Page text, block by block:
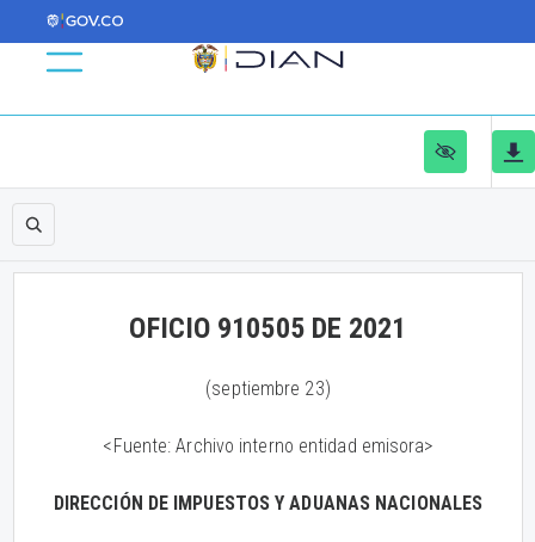
OFICIO 910505 DE 2021
(septiembre 23)
<Fuente: Archivo interno entidad emisora>
DIRECCIÓN DE IMPUESTOS Y ADUANAS NACIONALES